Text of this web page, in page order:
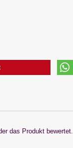
das Produkt bewertet.